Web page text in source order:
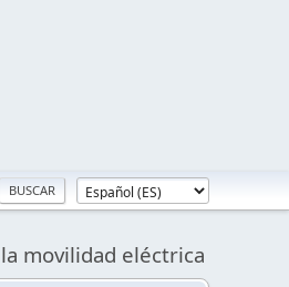
movilidad eléctrica